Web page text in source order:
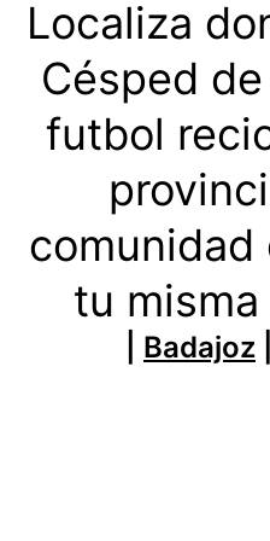
Localiza
Césped
futbol
comunidad
tu
Badajoz